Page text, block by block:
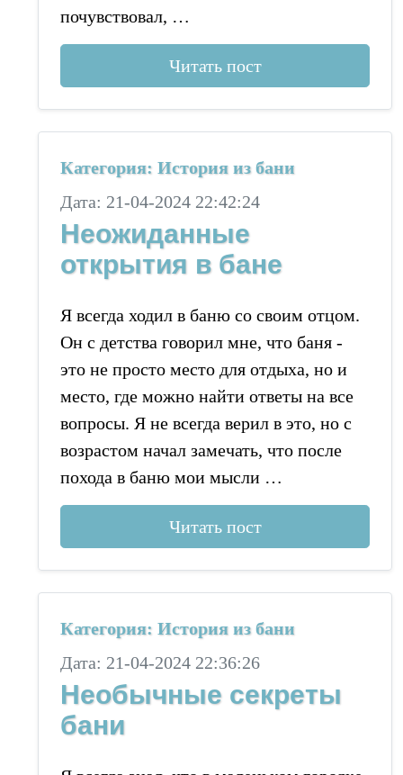
почувствовал, …
Читать пост
Категория: История из бани
Дата: 21-04-2024 22:42:24
Неожиданные
открытия в бане
Я всегда ходил в баню со своим отцом.
Он с детства говорил мне, что баня -
это не просто место для отдыха, но и
место, где можно найти ответы на все
вопросы. Я не всегда верил в это, но с
возрастом начал замечать, что после
похода в баню мои мысли …
Читать пост
Категория: История из бани
Дата: 21-04-2024 22:36:26
Необычные секреты
бани